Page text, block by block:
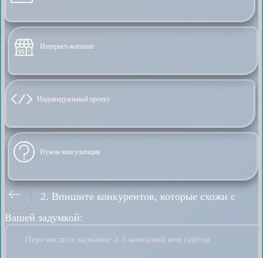
Интернет-магазин
Индивидуальный проект
Нужна консультация
2. Впишите конкурентов, которые схожи с
Вашей задумкой:
Перечислите название 2-3 компаний или сайтов